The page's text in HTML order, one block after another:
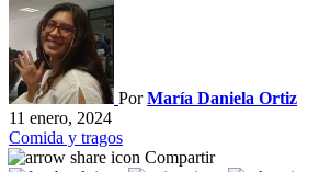
PorMaría Daniela Ortiz
11 enero, 2024
Comida y tragos
Compartir